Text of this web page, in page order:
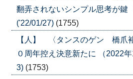
翻弄されないシンプル思考が鍵
('22/01/27) (1755)
【人】 〈タンスのゲン 橋爪
０周年控え決意新たに （2022
3) (1753)